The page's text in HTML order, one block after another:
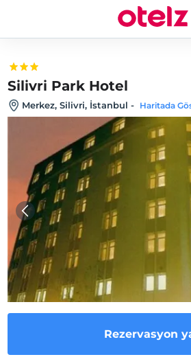
Silivri Park Hotel
Merkez, Silivri, İstanbul - Haritada
Rezervasyon